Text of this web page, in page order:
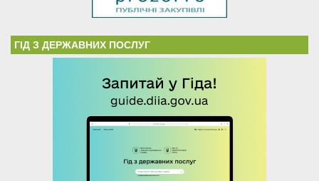
ГІД З ДЕРЖАВНИХ ПОСЛУГ